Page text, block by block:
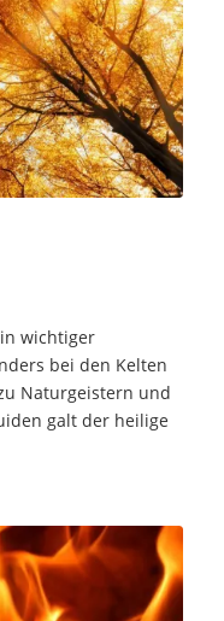
wichtiger
bei den Kelten
Naturgeistern und
galt der heilige